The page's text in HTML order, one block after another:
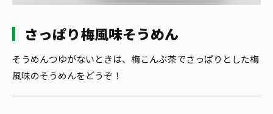
ブランドから探す
カテゴリーから探す
キーワードから探す
お茶百科キッズ
食育・イベント
茶寮伊藤園
店舗検索
企業情報 GLOBAL
さっぱり梅風味そうめん
そうめんつゆがないときは、梅こんぶ茶でさっぱりとした梅
風味のそうめんをどうぞ！